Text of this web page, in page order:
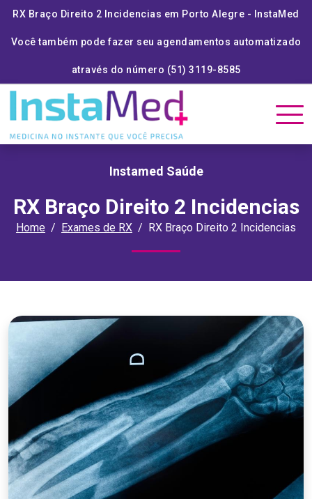
RX Braço Direito 2 Incidencias em Porto Alegre - InstaMed
Você também pode fazer seu agendamentos automatizado
através do número (51) 3119-8585
Instamed Saúde
RX Braço Direito 2 Incidencias
Home Exames de RX RX Braço Direito 2 Incidencias